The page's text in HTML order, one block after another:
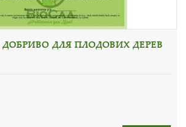
ДЛЯ ПЛОДОВИХ ДЕРЕВ